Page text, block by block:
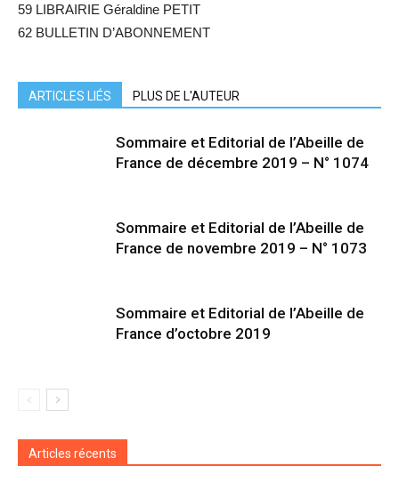
59 LIBRAIRIE Géraldine PETIT
62 BULLETIN D’ABONNEMENT
ARTICLES LIÉS PLUS DE L'AUTEUR
Sommaire et Editorial de l’Abeille de
France de décembre 2019 – N° 1074
Sommaire et Editorial de l’Abeille de
France de novembre 2019 – N° 1073
Sommaire et Editorial de l’Abeille de
France d’octobre 2019
Articles récents